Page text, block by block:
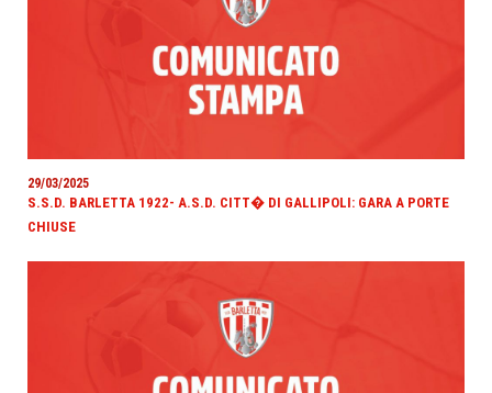
29/03/2025
S.S.D. BARLETTA 1922- A.S.D. CITT� DI GALLIPOLI: GARA A PORTE
CHIUSE